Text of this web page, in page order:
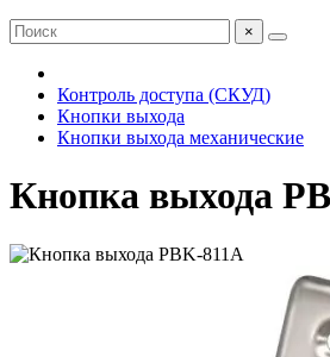
×
Контроль доступа (СКУД)
Кнопки выхода
Кнопки выхода механические
Кнопка выхода